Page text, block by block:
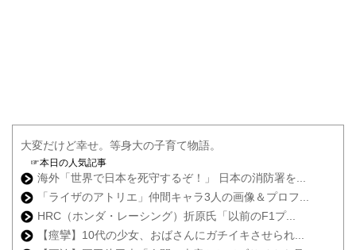
大変だけど幸せ。等身大の子育て物語。
☞本日の人気記事
海外「世界で日本を死守するぞ！」 日本の消防署を...
「ライザのアトリエ」仲間キャラ3人の画像＆プロフ...
HRC（ホンダ・レーシング）折原氏「以前のF1プ...
【痙攣】10代の少女、おばさんにガチイキさせられ...